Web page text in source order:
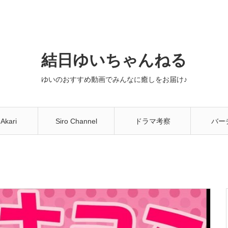
結日ゆいちゃんねる
ゆいのおすすめ動画でみんなに癒しをお届け♪
Siro Channel ドラマ考察 バー